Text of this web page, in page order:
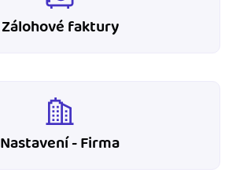
Zálohové faktury
Nastavení - Firma